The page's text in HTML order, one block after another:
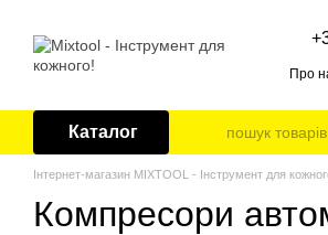
Про
Каталог
Інтернет-магазин MIXTOOL - Інструмент для
Компресори